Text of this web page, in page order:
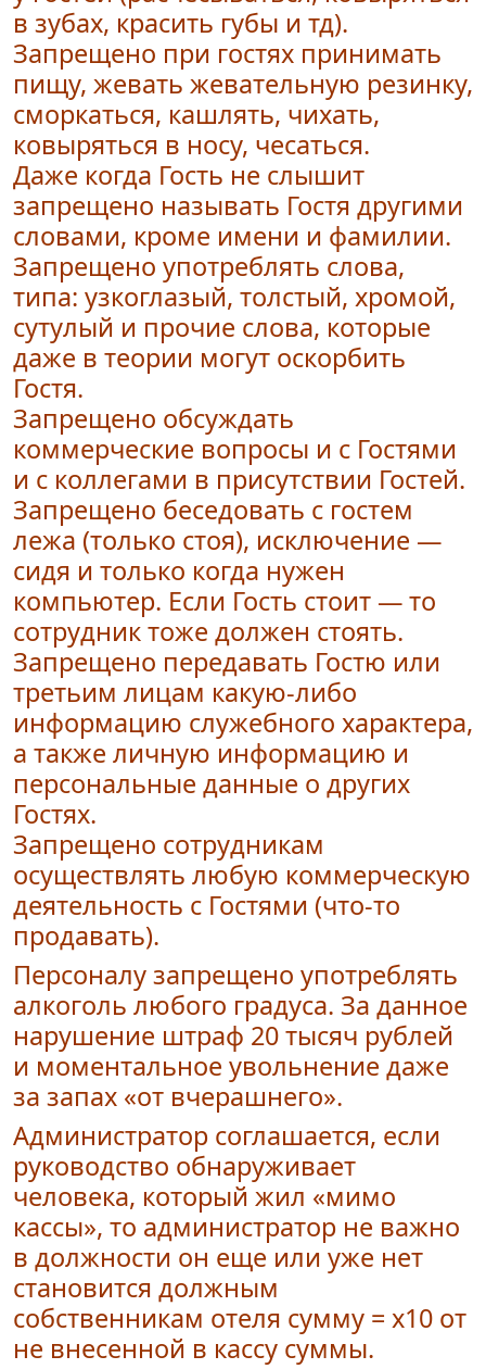
в зубах, красить губы и тд).
Запрещено при гостях принимать
пищу, жевать жевательную резинку,
сморкаться, кашлять, чихать,
ковыряться в носу, чесаться.
Даже когда Гость не слышит
запрещено называть Гостя другими
словами, кроме имени и фамилии.
Запрещено употреблять слова,
типа: узкоглазый, толстый, хромой,
сутулый и прочие слова, которые
даже в теории могут оскорбить
Гостя.
Запрещено обсуждать
коммерческие вопросы и с Гостями
и с коллегами в присутствии Гостей.
Запрещено беседовать с гостем
лежа (только стоя), исключение —
сидя и только когда нужен
компьютер. Если Гость стоит — то
сотрудник тоже должен стоять.
Запрещено передавать Гостю или
третьим лицам какую-либо
информацию служебного характера,
а также личную информацию и
персональные данные о других
Гостях.
Запрещено сотрудникам
осуществлять любую коммерческую
деятельность с Гостями (что-то
продавать).
Персоналу запрещено употреблять
алкоголь любого градуса. За данное
нарушение штраф 20 тысяч рублей
и моментальное увольнение даже
за запах «от вчерашнего».
Администратор соглашается, если
руководство обнаруживает
человека, который жил «мимо
кассы», то администратор не важно
в должности он еще или уже нет
становится должным
собственникам отеля сумму = х10 от
не внесенной в кассу суммы.